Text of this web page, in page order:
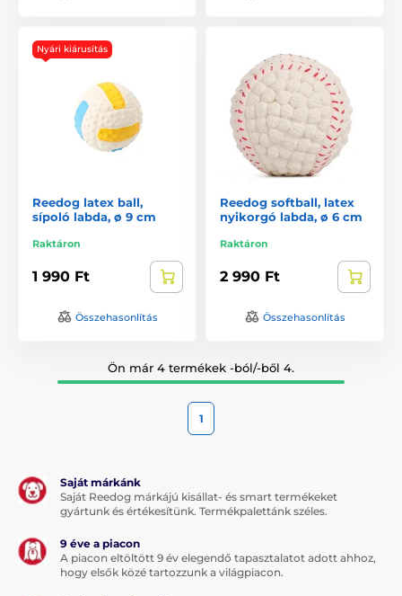
Nyári kiárusítás
Reedog latex ball,
sípoló labda, ø 9 cm
Raktáron
1 990 Ft
Összehasonlítás
Reedog softball, latex
nyikorgó labda, ø 6 cm
Raktáron
2 990 Ft
Összehasonlítás
Ön már 4 termékek -ból/-ből 4.
1
Saját márkánk
Saját Reedog márkájú kisállat- és smart termékeket
gyártunk és értékesítünk. Termékpalettánk széles.
9 éve a piacon
A piacon eltöltött 9 év elegendő tapasztalatot adott ahhoz,
hogy elsők közé tartozzunk a világpiacon.